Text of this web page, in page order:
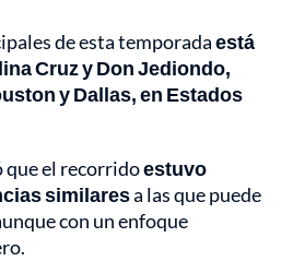
de esta temporadaestá
Cruz y Don Jediondo,
y Dallas, en Estados
que el recorridoestuvo
similaresa las que puede
con un enfoque